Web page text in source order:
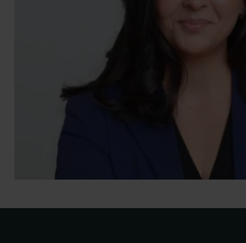
Är man värdelös när man